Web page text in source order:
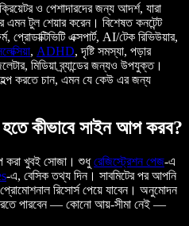
ও পেশাদারদের জন্য আদর্শ, যারা
টুল শেয়ার করেন। বিশেষত কনটেন্ট
প্রোডাক্টিভিটি এক্সপার্ট, AI/টেক রিভিউয়ার,
, ADHD, দৃষ্টি সমস্যা, পড়ার
মিডিয়া ব্র্যান্ডের জন্যও উপযুক্ত।
করতে চান, এমন যে কেউ এর জন্য
কীভাবে সাইন আপ করব?
করা খুবই সোজা। শুধুরেজিস্ট্রেশন পেজ-এ
-এ, বেসিক তথ্য দিন। সাবমিটের পর আপনি
রিসোর্স পেয়ে যাবেন। অনুমোদন
পারবেন — কোনো আয়-সীমা নেই —